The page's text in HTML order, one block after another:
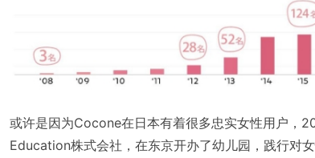
或许是因为Cocone在日本有着很多忠实女性用户，
Education株式会社，在东京开办了幼儿园，践行对